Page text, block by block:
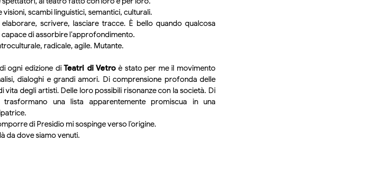
scambi linguistici, semantici, culturali.
scrivere, lasciare tracce. È bello quando qualcosa
di assorbire l’approfondimento.
radicale, agile. Mutante.
ogni edizione diTeatri di Vetroè stato per me il movimento
dialoghi e grandi amori. Di comprensione profonda delle
vita degli artisti. Delle loro possibili risonanze con la società. Di
una lista apparentemente promiscua in una
di Presidio mi sospinge verso l’origine.
da dove siamo venuti.